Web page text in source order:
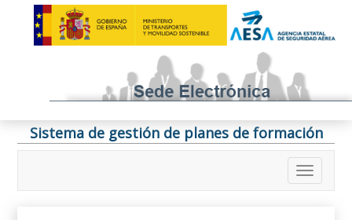
Sistema de gestión de planes de formación